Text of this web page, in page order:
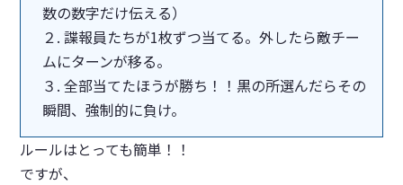
数の数字だけ伝える）
２. 諜報員たちが1枚ずつ当てる。外したら敵チー
ムにターンが移る。
３. 全部当てたほうが勝ち！！黒の所選んだらその
瞬間、強制的に負け。
ルールはとっても簡単！！
ですが、